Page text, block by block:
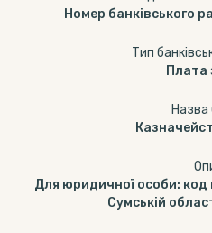
Номер банківського
Тип
Плата
Назва
Для юридичної особи:
Сумській